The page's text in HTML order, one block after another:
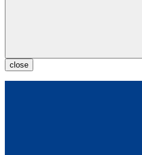
close